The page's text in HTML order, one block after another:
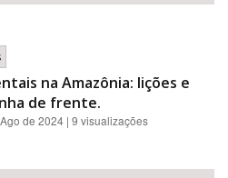
na Amazônia: lições e
de frente.
de 2024 | 9 visualizações